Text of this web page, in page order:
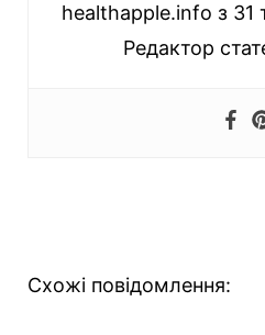
healthapple.info з 31
Редактор
Схожі повідомлення: